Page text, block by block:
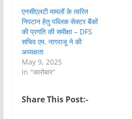
एनसीएलटी मामलों के त्वरित
निपटान हेतु पब्लिक सेक्टर बैंकों
की प्रगति की समीक्षा – DFS
सचिव एम. नागराजू ने की
अध्यक्षता
May 9, 2025
In "कारोबार"
Share This Post:-